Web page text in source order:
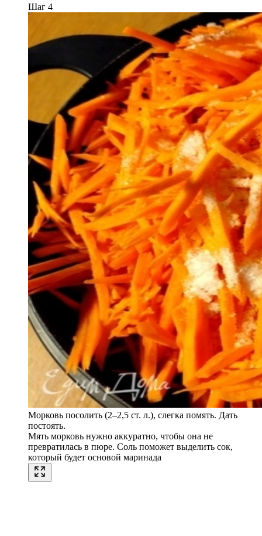
Шаг 4
Морковь посолить (2–2,5 ст. л.), слегка помять. Дать
постоять.
Мять морковь нужно аккуратно, чтобы она не
превратилась в пюре. Соль поможет выделить сок,
который будет основой маринада